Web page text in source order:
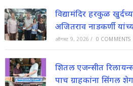
विद्यामंदिर हरकुळ
अजितराव नाडकर्णी
ऑगस्ट 9, 2026 / 0 COMMENTS
शितल एजन्सीत
पाच ग्राहकांना सिंगल